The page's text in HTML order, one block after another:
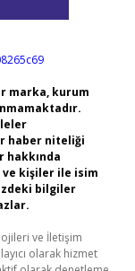
marka, kurum
haber niteliği
hakkında
ve kişiler ile isim
bilgiler
ve İletişim
olarak hizmet